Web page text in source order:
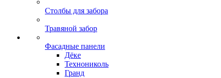
Столбы для забора
Травяной забор
Фасадные панели
Дёке
Технониколь
Гранд